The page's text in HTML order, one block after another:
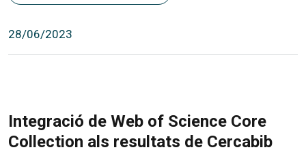
28/06/2023
Integració de Web of Science Core
Collection als resultats de Cercabib